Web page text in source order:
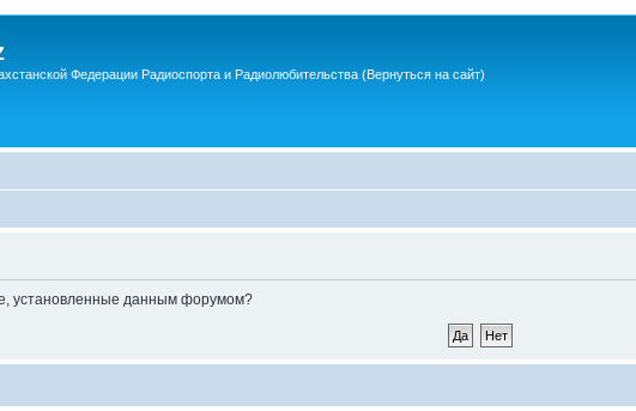
Федерации Радиоспорта и Радиолюбительства (Вернуться на сайт)
установленные данным форумом?